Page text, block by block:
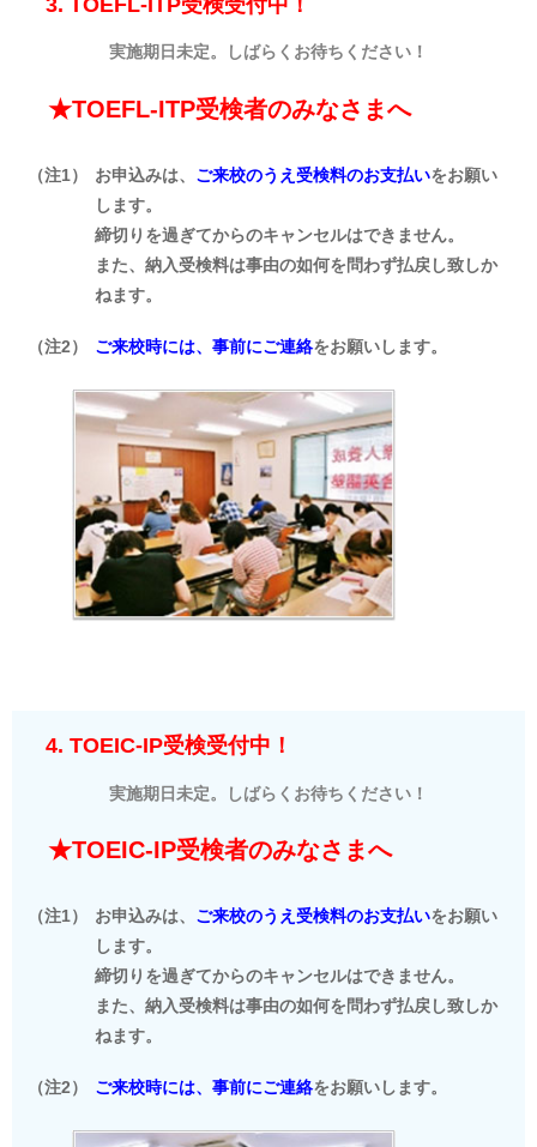
3. TOEFL-ITP受検受付中！
実施期日未定。しばらくお待ちください！
★TOEFL-ITP受検者のみなさまへ
（注1） お申込みは、 ご来校のうえ受検料のお支払いをお願い
します。
締切りを過ぎてからのキャンセルはできません。
また、納入受検料は事由の如何を問わず払戻し致しか
ねます。
（注2） ご来校時には、事前にご連絡をお願いします。
4. TOEIC-IP受検受付中！
実施期日未定。しばらくお待ちください！
★TOEIC-IP受検者のみなさまへ
（注1） お申込みは、 ご来校のうえ受検料のお支払いをお願い
します。
締切りを過ぎてからのキャンセルはできません。
また、納入受検料は事由の如何を問わず払戻し致しか
ねます。
（注2） ご来校時には、事前にご連絡をお願いします。